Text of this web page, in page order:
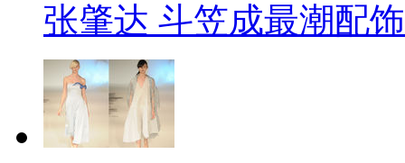
张肇达 斗笠成最潮配